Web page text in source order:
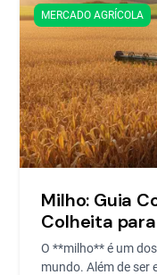
MERCADO AGRÍCOLA
Milho: Guia
Colheita
O **milho** é um
mundo. Além de ser